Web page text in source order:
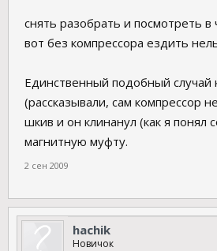
снять разобрать и посмотреть в
вот без компрессора ездить
Единственный подобный случай
(рассказывали, сам компрессор
шкив и он клинанул (как я понял
магнитную муфту.
2 сен 2009
hachik
Новичок